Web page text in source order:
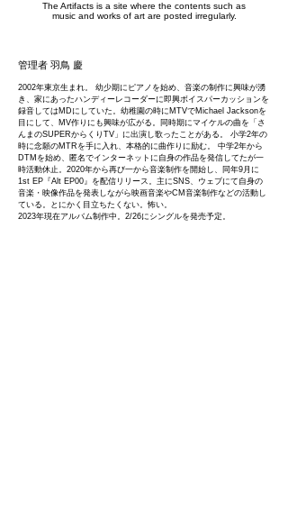
The Artifacts is a site where the contents such as
music and works of art are posted irregularly.
管理者 羽鳥 慶
2002年東京生まれ。 幼少期にピアノを始め、音楽の制作に興味が湧
き、家にあったハンディーレコーダーに即興ボイスパーカッションを
録音してはMDにしていた。幼稚園の時にMTVでMichael Jacksonを
目にして、MV作りにも興味が広がる。同時期にマイケルの曲を「さ
んまのSUPERからくりTV」に出演し歌ったことがある。 小学2年の
時に念願のMTRを手に入れ、本格的に曲作りに励む。 中学2年から
DTMを始め、匿名でインターネットに自身の作品を発信してたが一
時活動休止。2020年から再び一から音楽制作を開始し、同年9月に
1st EP『Alt EP00』を配信リリース。主にSNS、ウェブにて自身の
音楽・映像作品を発表しながら映画音楽やCM音楽制作などの活動し
ている。とにかく目立ちたくない。怖い。
2023年現在アルバム制作中。2/26にシングルを発売予定。